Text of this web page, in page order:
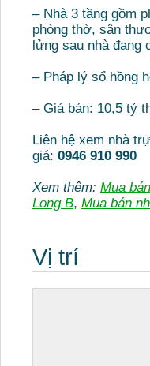
– Nhà 3 tầng gồm
phòng thờ, sân
lửng sau nhà đang
– Pháp lý sổ hồng
– Giá bán: 10,5 tỷ
Liên hệ xem nhà
giá: 0946 910 990
Xem thêm: Mua
Long B, Mua bán
Vị trí